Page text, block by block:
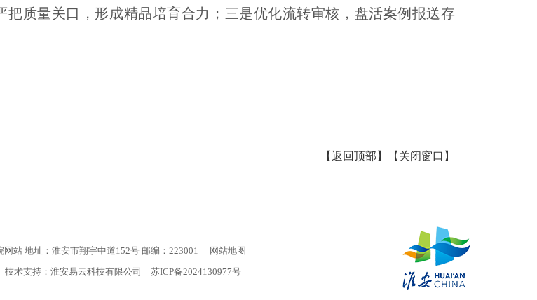
质量关口，形成精品培育合力；三是优化流转审核，盘活案例报送存
【返回顶部 】【 关闭窗口 】
网站 地址：淮安市翔宇中道152号 邮编：223001
网站地图
术支持：淮安易云科技有限公司 苏ICP备2024130977号